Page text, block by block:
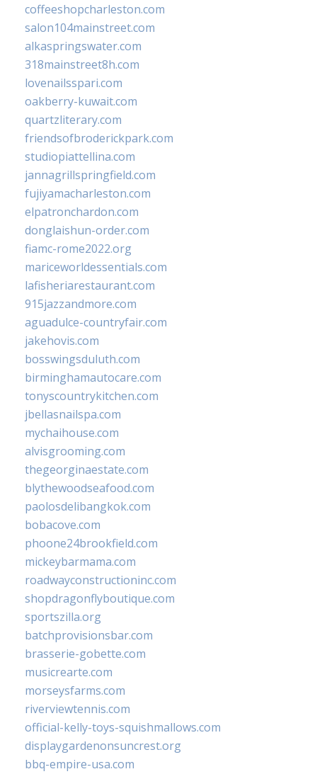
coffeeshopcharleston.com
salon104mainstreet.com
alkaspringswater.com
318mainstreet8h.com
lovenailsspari.com
oakberry-kuwait.com
quartzliterary.com
friendsofbroderickpark.com
studiopiattellina.com
jannagrillspringfield.com
fujiyamacharleston.com
elpatronchardon.com
donglaishun-order.com
fiamc-rome2022.org
mariceworldessentials.com
lafisheriarestaurant.com
915jazzandmore.com
aguadulce-countryfair.com
jakehovis.com
bosswingsduluth.com
birminghamautocare.com
tonyscountrykitchen.com
jbellasnailspa.com
mychaihouse.com
alvisgrooming.com
thegeorginaestate.com
blythewoodseafood.com
paolosdelibangkok.com
bobacove.com
phoone24brookfield.com
mickeybarmama.com
roadwayconstructioninc.com
shopdragonflyboutique.com
sportszilla.org
batchprovisionsbar.com
brasserie-gobette.com
musicrearte.com
morseysfarms.com
riverviewtennis.com
official-kelly-toys-squishmallows.com
displaygardenonsuncrest.org
bbq-empire-usa.com